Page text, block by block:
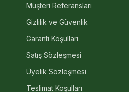
Müşteri Referansları
Gizlilik ve Güvenlik
Garanti Koşulları
Satış Sözleşmesi
Üyelik Sözleşmesi
Teslimat Koşulları